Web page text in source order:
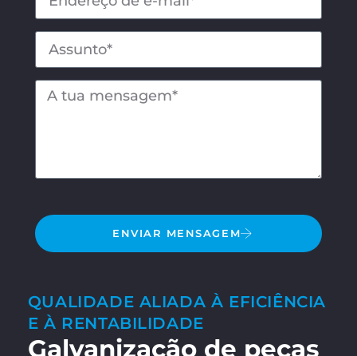
ENVIAR MENSAGEM
QUALIDADE ALIADA À EFICIÊNCIA
E À RENTABILIDADE
Galvanização de peças